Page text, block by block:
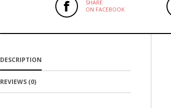
SHARE
ON FACEBOOK
DESCRIPTION
REVIEWS (0)